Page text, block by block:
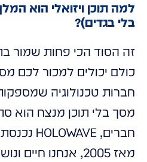
למה תוכן ויזואלי הוא
בלי בגדים)?
זה הסוד הכי פחות שמור
כולם יכולים למכור לכם
חברות טכנולוגיה
מסך בלי תוכן מנצח הוא
חברים, HOLOWAVE נכנסת לתמונה ובגדול.
מאז 2005, אנחנו